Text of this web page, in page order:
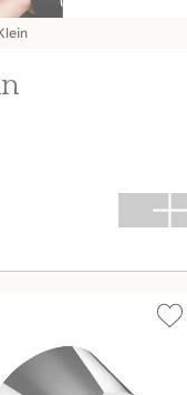
une collection de